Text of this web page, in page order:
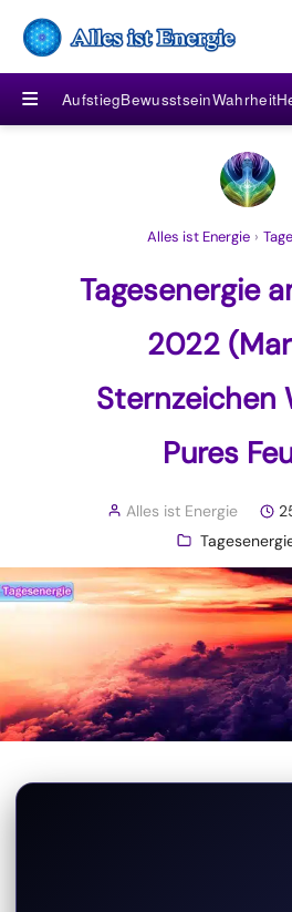
≡ AufstiegBewusstseinWahrheit
Alles ist Energie ›
Tagesenergie
2022
Sternzeichen
Pures
Alles ist Energie